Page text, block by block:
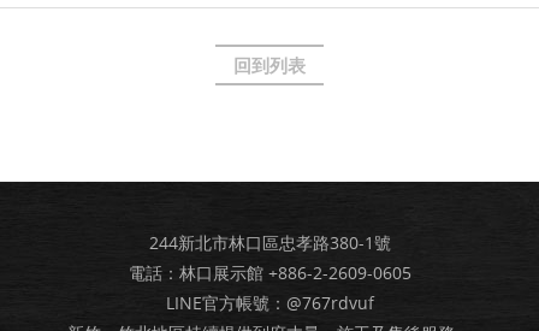
回到列表
244新北市林口區忠孝路380-1號
電話：林口展示館 +886-2-2609-0605
LINE官方帳號：@767rdvuf